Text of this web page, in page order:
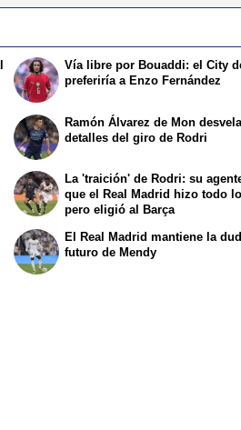
Vía libre por Bouaddi: el City
preferiría a Enzo Fernández
Ramón Álvarez de Mon
detalles del giro de Rodri
La 'traición' de Rodri: su
que el Real Madrid hizo todo
pero eligió al Barça
El Real Madrid mantiene la
futuro de Mendy